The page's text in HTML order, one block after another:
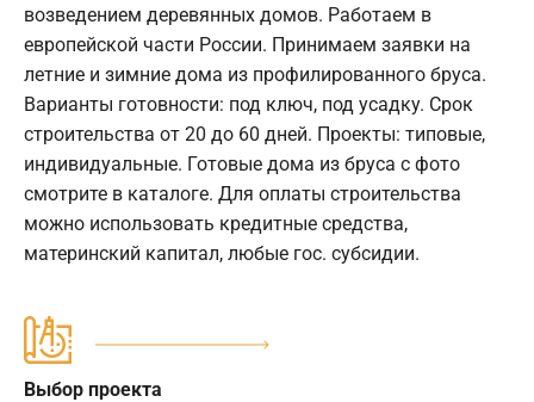
возведением деревянных домов. Работаем в
европейской части России. Принимаем заявки на
летние и зимние дома из профилированного бруса.
Варианты готовности: под ключ, под усадку. Срок
строительства от 20 до 60 дней. Проекты: типовые,
индивидуальные. Готовые дома из бруса с фото
смотрите в каталоге. Для оплаты строительства
можно использовать кредитные средства,
материнский капитал, любые гос. субсидии.
Выбор проекта